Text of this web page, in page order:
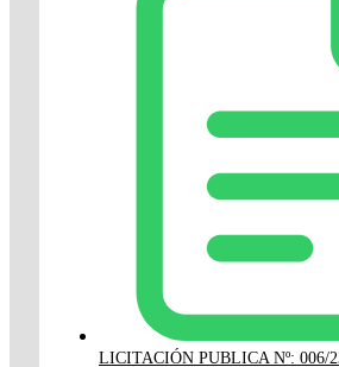
LICITACIÓN PUBLICA Nº: 006/